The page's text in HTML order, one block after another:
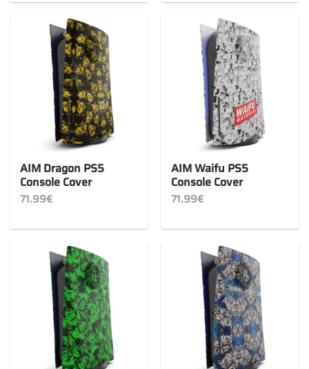
AIM Dragon PS5
Console Cover
71.99€
AIM Waifu PS5
Console Cover
71.99€